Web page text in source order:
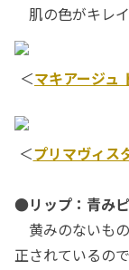
肌の色がキレ
＜マキアージュ
＜プリマヴィス
●リップ：青み
黄みのないも
正されているの